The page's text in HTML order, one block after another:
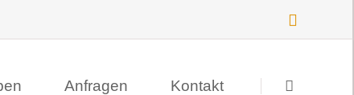
überspringen
Anfragen Kontakt